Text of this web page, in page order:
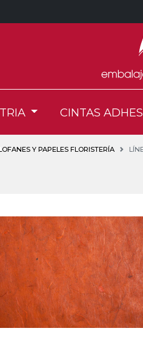
CINTAS
Y PAPELES FLORISTERÍA